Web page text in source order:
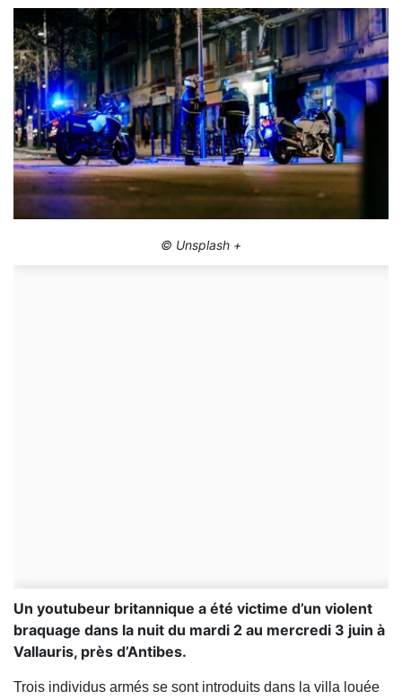
© Unsplash +
Un youtubeur britannique a été victime d’un violent
braquage dans la nuit du mardi 2 au mercredi 3 juin à
Vallauris, près d’Antibes.
Trois individus armés se sont introduits dans la villa louée